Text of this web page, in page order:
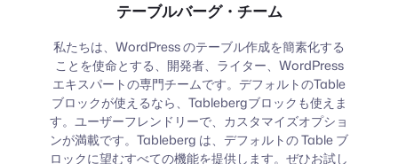
テーブルバーグ・チーム
私たちは、WordPress のテーブル作成を簡素化する
ことを使命とする、開発者、ライター、WordPress
エキスパートの専門チームです。デフォルトのTable
ブロックが使えるなら、Tablebergブロックも使えま
す。ユーザーフレンドリーで、カスタマイズオプショ
ンが満載です。Tableberg は、デフォルトの Table ブ
ロックに望むすべての機能を提供します。ぜひお試し